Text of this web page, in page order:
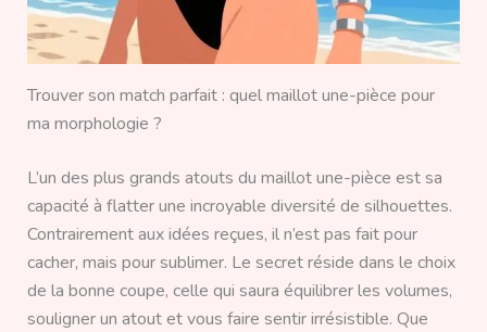
Trouver son match parfait : quel maillot une-pièce pour
ma morphologie ?
L’un des plus grands atouts du maillot une-pièce est sa
capacité à flatter une incroyable diversité de silhouettes.
Contrairement aux idées reçues, il n’est pas fait pour
cacher, mais pour sublimer. Le secret réside dans le choix
de la bonne coupe, celle qui saura équilibrer les volumes,
souligner un atout et vous faire sentir irrésistible. Que